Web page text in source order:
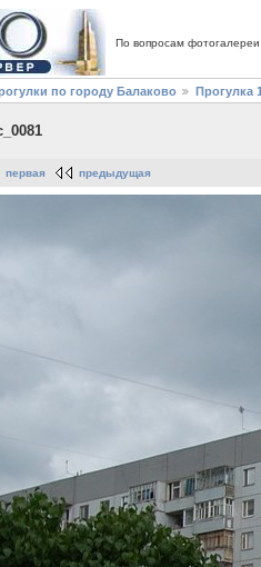
По вопросам
по городу Балаково Прогулка
первая предыдущая